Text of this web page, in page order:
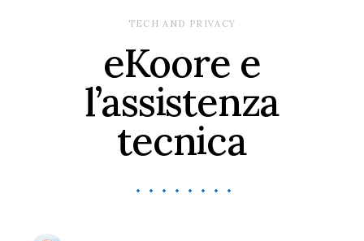
TECH AND PRIVACY
eKoore e
l’assistenza
tecnica